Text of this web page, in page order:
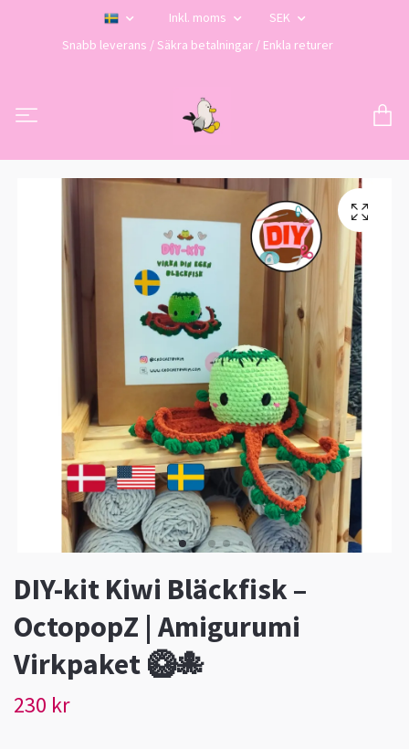
Inkl. moms
SEK
Snabb leverans / Säkra betalningar / Enkla returer
DIY-kit Kiwi Bläckfisk –
OctopopZ | Amigurumi
Virkpaket 🥝🐙
230 kr